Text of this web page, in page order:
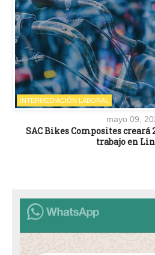
INTERMEDIACIÓN LABORAL
mayo 09,
SAC Bikes Composites creará
trabajo en